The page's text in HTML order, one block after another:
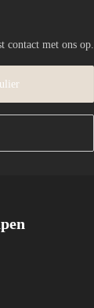
contact met ons op.